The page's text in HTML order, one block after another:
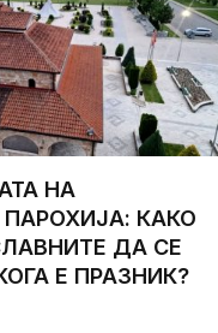
НА
КАКО
ДА СЕ
Е ПРАЗНИК?